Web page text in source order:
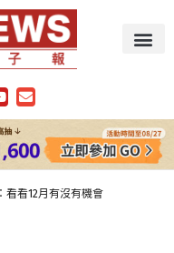
看看12月有沒有機會